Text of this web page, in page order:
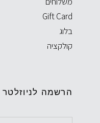
Gift Card
בלוג
קולקציה
הרשמה לניוזלטר